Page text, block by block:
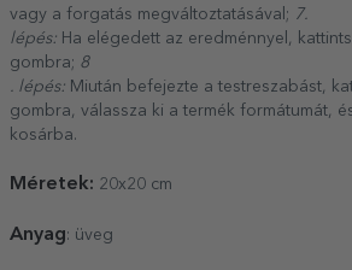
vagy a forgatás megváltoztatásával; 7.
lépés: Ha elégedett az eredménnyel,
gombra; 8
. lépés: Miután befejezte a testreszabást,
gombra, válassza ki a termék formátumát,
kosárba.
Méretek: 20x20 cm
Anyag: üveg